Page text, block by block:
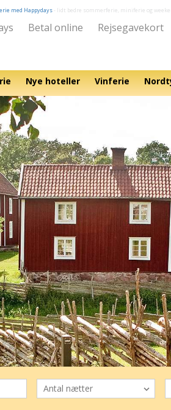
med Happydays - lidt bedre sommerferie, miniferie og
Betal online Rejsegavekort
Nye hoteller Vinferie